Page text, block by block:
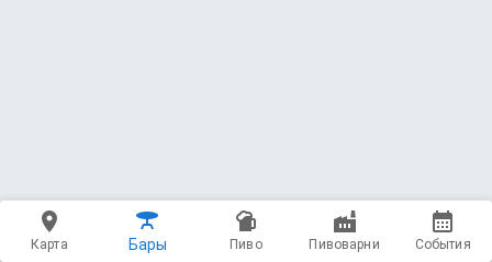
Карта Бары Пиво Пивоварни События